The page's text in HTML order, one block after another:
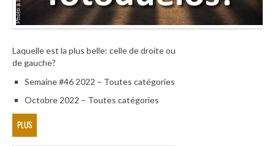
Laquelle est la plus belle: celle de droite ou
de gauche?
Semaine #46 2022 – Toutes catégories
Octobre 2022 – Toutes catégories
PLUS